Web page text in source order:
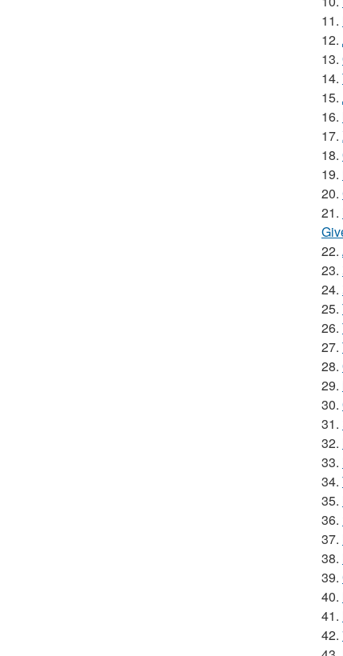
11.
12.
13.
14.
15.
16.
17.
18.
19.
20.
21.
22.
23.
24.
25.
26.
27.
28.
29.
30.
31.
32.
33.
34.
35.
36.
37.
38.
39.
40.
41.
42.